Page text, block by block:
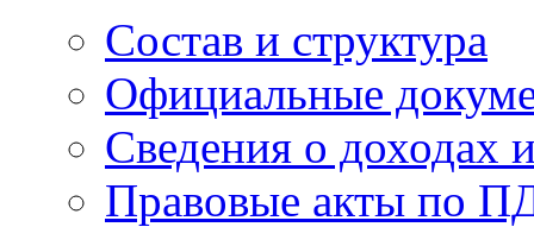
Состав и структура
Официальные
Сведения о доходах
Правовые акты по